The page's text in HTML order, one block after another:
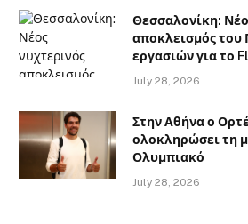
Θεσσαλονίκη:
αποκλεισμός του
εργασιών για το
July 28, 2026
Στην Αθήνα ο
ολοκληρώσει τη
Ολυμπιακό
July 28, 2026